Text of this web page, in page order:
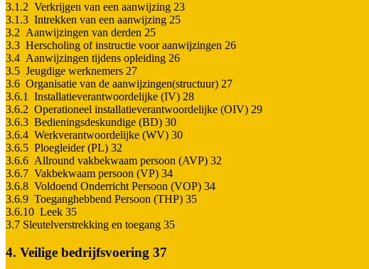
3.1.2 Verkrijgen van een aanwijzing 23
3.1.3 Intrekken van een aanwijzing 25
3.2 Aanwijzingen van derden 25
3.3 Herscholing of instructie voor aanwijzingen 26
3.4 Aanwijzingen tijdens opleiding 26
3.5 Jeugdige werknemers 27
3.6 Organisatie van de aanwijzingen(structuur) 27
3.6.1 Installatieverantwoordelijke (IV) 28
3.6.2 Operationeel installatieverantwoordelijke (OIV) 29
3.6.3 Bedieningsdeskundige (BD) 30
3.6.4 Werkverantwoordelijke (WV) 30
3.6.5 Ploegleider (PL) 32
3.6.6 Allround vakbekwaam persoon (AVP) 32
3.6.7 Vakbekwaam persoon (VP) 34
3.6.8 Voldoend Onderricht Persoon (VOP) 34
3.6.9 Toeganghebbend Persoon (THP) 35
3.6.10 Leek 35
3.7 Sleutelverstrekking en toegang 35
4. Veilige bedrijfsvoering 37